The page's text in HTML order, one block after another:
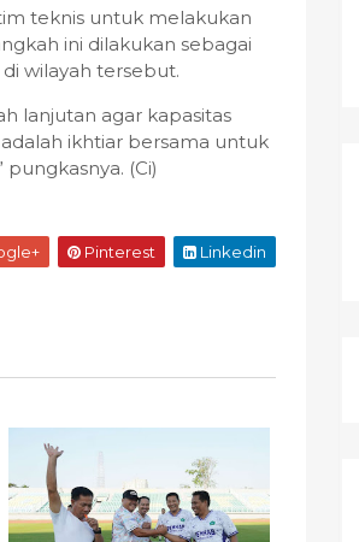
teknis untuk melakukan
ini dilakukan sebagai
wilayah tersebut.
lanjutan agar kapasitas
ikhtiar bersama untuk
(Ci)
Pinterest Linkedin